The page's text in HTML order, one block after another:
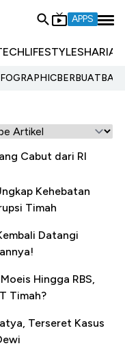
APPS
LIFESTYLESHARIA
Cabut dari RI
Kehebatan
Timah
Datangi
Hingga RBS,
Timah?
Terseret Kasus